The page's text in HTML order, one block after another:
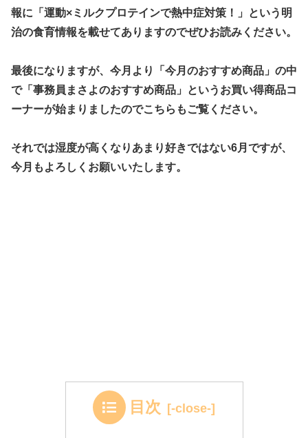
報に「運動×ミルクプロテインで熱中症対策！」という明
治の食育情報を載せてありますのでぜひお読みください。
最後になりますが、今月より「今月のおすすめ商品」の中
で「事務員まさよのおすすめ商品」というお買い得商品コ
ーナーが始まりましたのでこちらもご覧ください。
それでは湿度が高くなりあまり好きではない6月ですが、
今月もよろしくお願いいたします。
目次